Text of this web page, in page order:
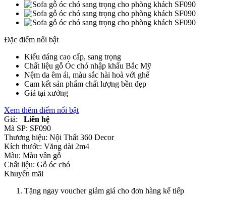
Đặc điểm nổi bật
Kiểu dáng cao cấp, sang trọng
Chất liệu gỗ Óc chó nhập khẩu Bắc Mỹ
Nệm da êm ái, màu sắc hài hoà với ghế
Cam kết sản phẩm chất lượng bền đẹp
Giá tại xưởng
Xem thêm điểm nổi bật
Giá:
Liên hệ
Mã SP: SF090
Thương hiệu: Nội Thất 360 Decor
Kích thước: Văng dài 2m4
Màu: Màu vân gỗ
Chất liệu: Gỗ óc chó
Khuyến mãi
Tặng ngay voucher giảm giá cho đơn hàng kế tiếp